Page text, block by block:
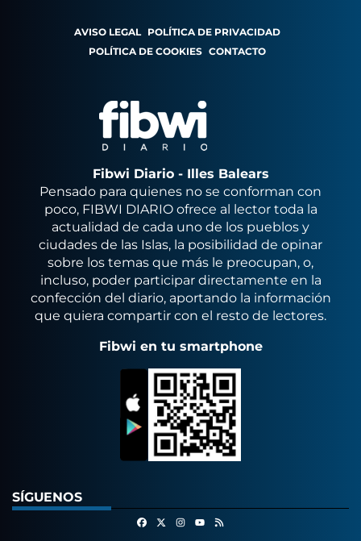
AVISO LEGAL POLÍTICA DE PRIVACIDAD
POLÍTICA DE COOKIES CONTACTO
Fibwi Diario - Illes Balears
Pensado para quienes no se conforman con
poco, FIBWI DIARIO ofrece al lector toda la
actualidad de cada uno de los pueblos y
ciudades de las Islas, la posibilidad de opinar
sobre los temas que más le preocupan, o,
incluso, poder participar directamente en la
confección del diario, aportando la información
que quiera compartir con el resto de lectores.
Fibwi en tu smartphone
SÍGUENOS
FacebookInstagram